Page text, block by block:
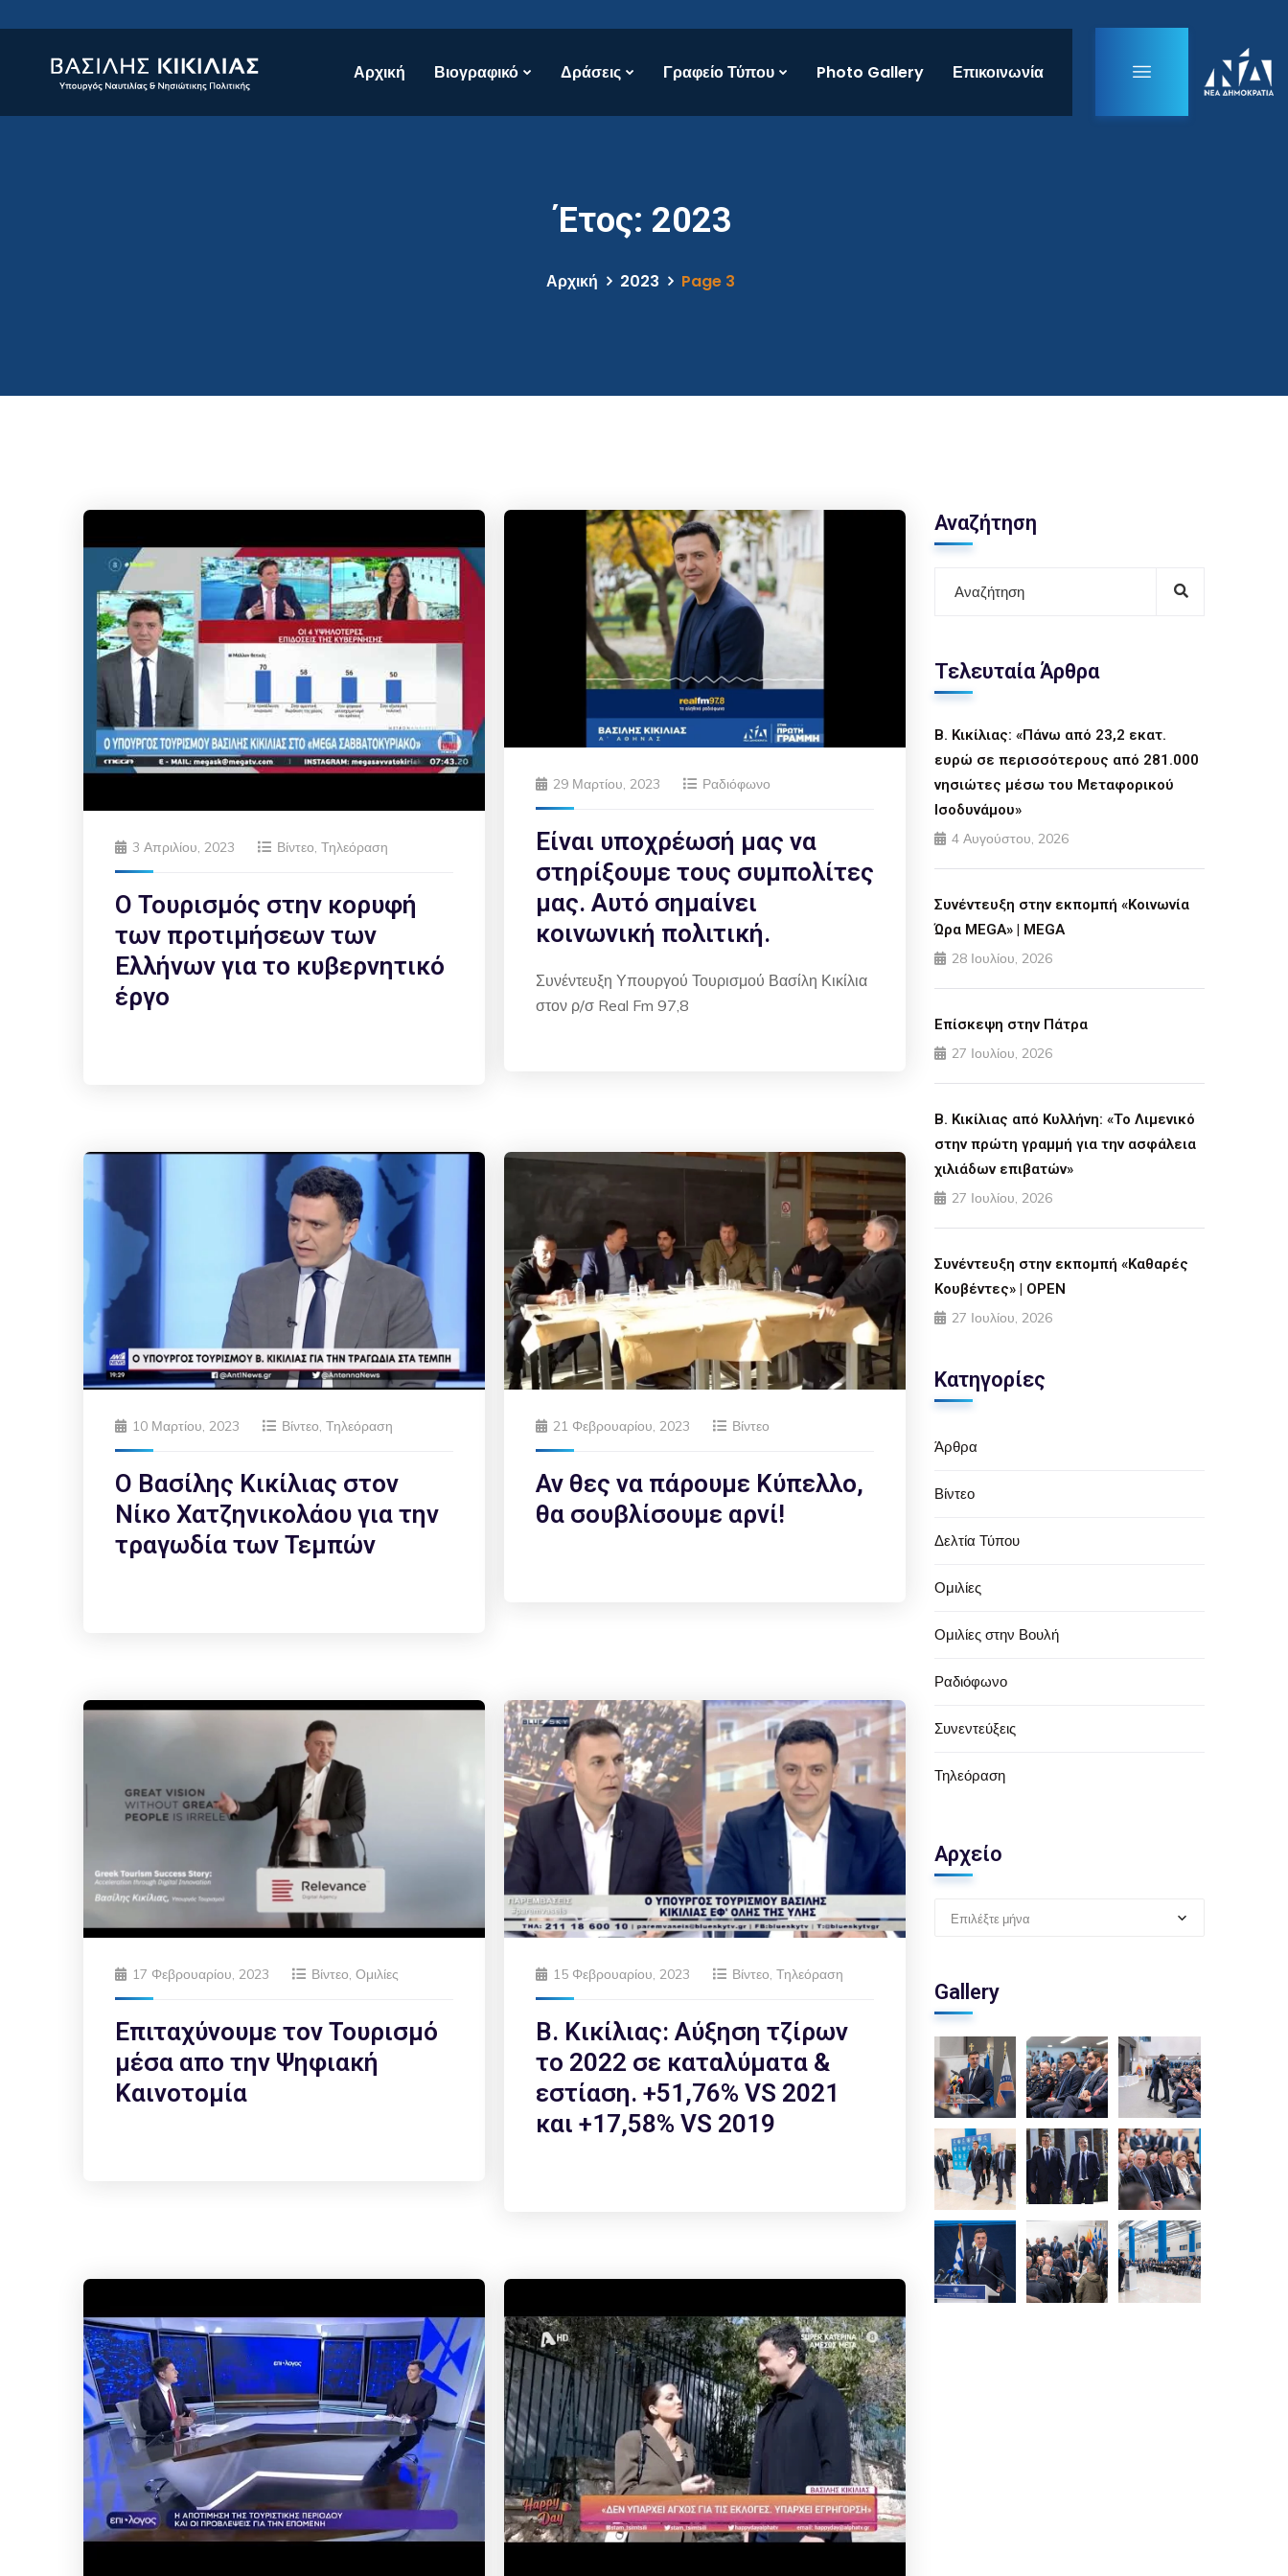
Αρχική Βιογραφικό Δράσεις Γραφείο Τύπου Photo Gallery Επικοινωνία
Έτος: 2023
Αρχική 2023 Page 3
3 Απριλίου, 2023 Βίντεο, Τηλεόραση
Ο Τουρισμός στην κορυφή
των προτιμήσεων των
Ελλήνων για το κυβερνητικό
έργο
29 Μαρτίου, 2023 Ραδιόφωνο
Είναι υποχρέωσή μας να
στηρίξουμε τους συμπολίτες
μας. Αυτό σημαίνει
κοινωνική πολιτική.
Συνέντευξη Υπουργού Τουρισμού Βασίλη Κικίλια
στον ρ/σ Real Fm 97,8
10 Μαρτίου, 2023 Βίντεο, Τηλεόραση
Ο Βασίλης Κικίλιας στον
Νίκο Χατζηνικολάου για την
τραγωδία των Τεμπών
21 Φεβρουαρίου, 2023 Βίντεο
Αν θες να πάρουμε Κύπελλο,
θα σουβλίσουμε αρνί!
17 Φεβρουαρίου, 2023 Βίντεο, Ομιλίες
Επιταχύνουμε τον Τουρισμό
μέσα απο την Ψηφιακή
Καινοτομία
15 Φεβρουαρίου, 2023 Βίντεο, Τηλεόραση
Β. Κικίλιας: Αύξηση τζίρων
το 2022 σε καταλύματα &
εστίαση. +51,76% VS 2021
και +17,58% VS 2019
Αναζήτηση
Τελευταία Άρθρα
Β. Κικίλιας: «Πάνω από 23,2 εκατ.
ευρώ σε περισσότερους από 281.000
νησιώτες μέσω του Μεταφορικού
Ισοδυνάμου»
4 Αυγούστου, 2026
Συνέντευξη στην εκπομπή «Κοινωνία
Ώρα MEGA» | MEGA
28 Ιουλίου, 2026
Επίσκεψη στην Πάτρα
27 Ιουλίου, 2026
Β. Κικίλιας από Κυλλήνη: «Το Λιμενικό
στην πρώτη γραμμή για την ασφάλεια
χιλιάδων επιβατών»
27 Ιουλίου, 2026
Συνέντευξη στην εκπομπή «Καθαρές
Κουβέντες» | OPEN
27 Ιουλίου, 2026
Κατηγορίες
Άρθρα
Βίντεο
Δελτία Τύπου
Ομιλίες
Ομιλίες στην Βουλή
Ραδιόφωνο
Συνεντεύξεις
Τηλεόραση
Αρχείο
Επιλέξτε μήνα
Gallery